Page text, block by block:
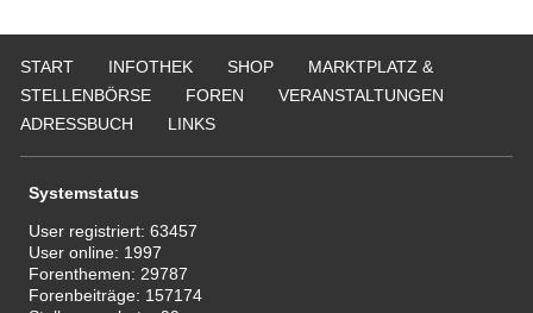
START INFOTHEK SHOP
MARKTPLATZ &
STELLENBÖRSE
FOREN
VERANSTALTUNGEN
ADRESSBUCH
LINKS
Systemstatus
User registriert:63457
User online: 1997
Forenthemen: 29787
Forenbeiträge: 157174